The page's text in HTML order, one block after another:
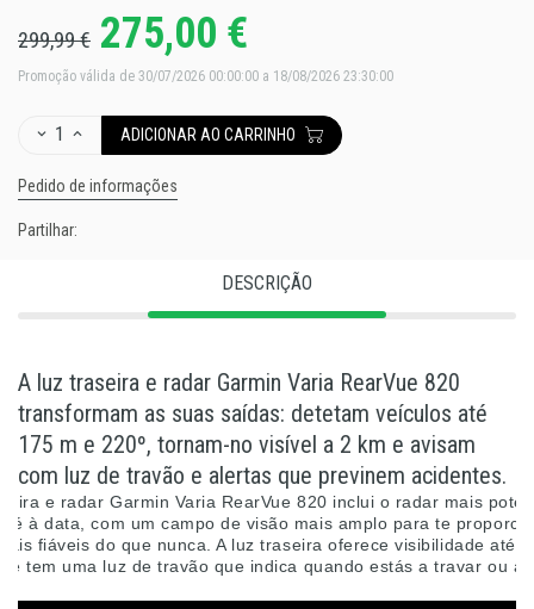
DESCRIÇÃO
A luz traseira e radar Garmin Varia RearVue 820
transformam as suas saídas: detetam veículos até
175 m e 220º, tornam-no visível a 2 km e avisam
com luz de travão e alertas que previnem acidentes.
e radar Garmin Varia RearVue 820 inclui o radar mais
à data, com um campo de visão mais amplo para te
fiáveis do que nunca. A luz traseira oferece visibilidade até
e tem uma luz de travão que indica quando estás a travar ou a
299,99 € 275,00 €
Promoção válida de 30/07/2026 00:00:00 a 18/08/2026 23:30:00
1 ADICIONAR AO CARRINHO
Pedido de informações
Partilhar: